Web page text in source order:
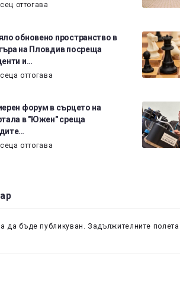
оттогава
обновено пространство в
на Пловдив посреща
и…
оттогава
форум в сърцето на
в "Южен" среща
оттогава
да бъде публикуван. Задължителните